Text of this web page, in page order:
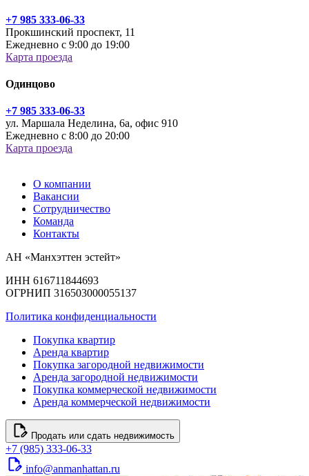
+7 985 333-06-33
Прокшинский проспект, 11
Ежедневно с 9:00 до 19:00
Карта проезда
Одинцово
+7 985 333-06-33
ул. Маршала Неделина, 6а, офис 910
Ежедневно с 8:00 до 20:00
Карта проезда
О компании
Вакансии
Сотрудничество
Команда
Контакты
АН «Манхэттен эстейт»
ИНН 616711844693
ОГРНИП 316503000055137
Политика конфиденциальности
Покупка квартир
Аренда квартир
Покупка загородной недвижимости
Аренда загородной недвижимости
Покупка коммерческой недвижимости
Аренда коммерческой недвижимости
Продать или сдать недвижимость
+7 (985) 333-06-33
info@anmanhattan.ru